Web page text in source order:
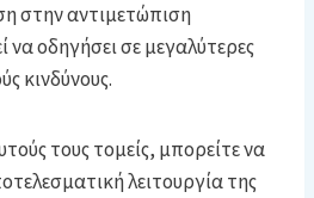
στην αντιμετώπιση
οδηγήσει σε μεγαλύτερες
κινδύνους.
τους τομείς, μπορείτε να
λειτουργία της